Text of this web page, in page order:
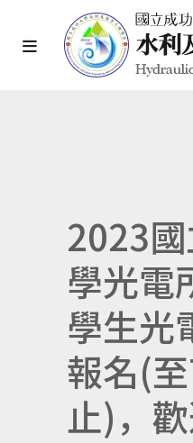
2023
學光電
學生光
報名(
止)，